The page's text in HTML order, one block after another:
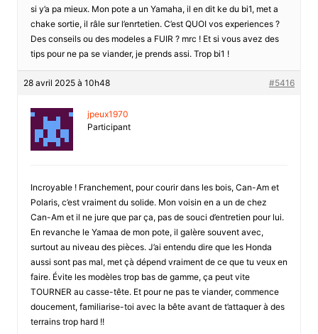
si y’a pa mieux. Mon pote a un Yamaha, il en dit ke du bi1, met a
chake sortie, il râle sur l’enrtetien. C’est QUOI vos experiences ?
Des conseils ou des modeles a FUIR ? mrc ! Et si vous avez des
tips pour ne pa se viander, je prends assi. Trop bi1 !
28 avril 2025 à 10h48 #5416
jpeux1970
Participant
Incroyable ! Franchement, pour courir dans les bois, Can-Am et
Polaris, c’est vraiment du solide. Mon voisin en a un de chez
Can-Am et il ne jure que par ça, pas de souci d’entretien pour lui.
En revanche le Yamaa de mon pote, il galère souvent avec,
surtout au niveau des pièces. J’ai entendu dire que les Honda
aussi sont pas mal, met çà dépend vraiment de ce que tu veux en
faire. Évite les modèles trop bas de gamme, ça peut vite
TOURNER au casse-tête. Et pour ne pas te viander, commence
doucement, familiarise-toi avec la bête avant de t’attaquer à des
terrains trop hard !!